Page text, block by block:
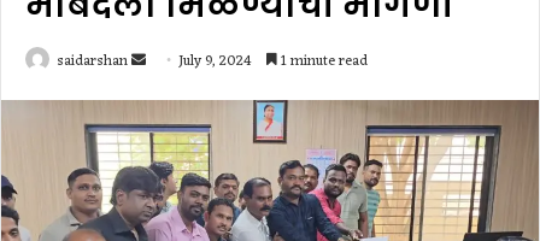
saidarshan
Send
email
July 9, 2024 1 minute read